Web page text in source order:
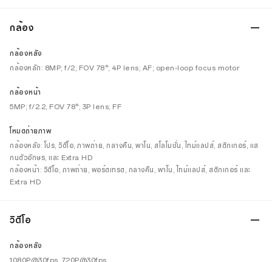
กล้อง
กล้องหลัง
กล้องหลัก: 8MP; f/2; FOV 78°; 4P lens; AF; open-loop focus motor
กล้องหน้า
5MP; f/2.2, FOV 78°; 3P lens; FF
โหมดถ่ายภาพ
กล้องหลัง: โปร, วิดีโอ, ภาพถ่าย, กลางคืน, พาโน, สโลโมชั่น, ไทม์แลปส์, สติกเกอร์, แส
กนตัวอักษร, และ Extra HD
กล้องหน้า: วิดีโอ, ภาพถ่าย, พอร์ตเทรต, กลางคืน, พาโน, ไทม์แลปส์, สติกเกอร์ และ
Extra HD
วิดีโอ
กล้องหลัง
1080P@30fps, 720P@30fps